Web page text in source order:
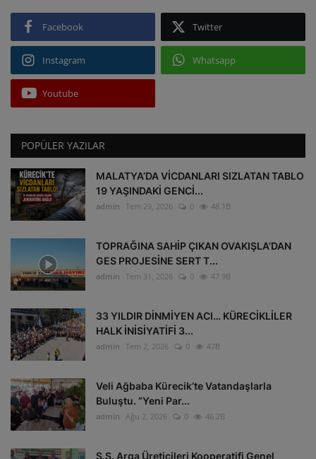
Facebook Twitter
Instagram Whatsapp
Youtube
POPÜLER YAZILAR
MALATYA’DA VİCDANLARI SIZLATAN TABLO
19 YAŞINDAKİ GENCİ...
admin Tem 29, 2026 0 48.1B
TOPRAĞINA SAHİP ÇIKAN OVAKIŞLA’DAN
GES PROJESİNE SERT T...
admin Tem 31, 2026 0 47.9B
33 YILDIR DİNMİYEN ACI… KÜRECİKLİLER
HALK İNİSİYATİFİ 3...
admin Tem 2, 2026 0 47B
Veli Ağbaba Kürecik’te Vatandaşlarla
Buluştu. “Yeni Par...
admin Ağu 2, 2026 0 46.2B
S.S. Arga Üreticileri Kooperatifi Genel